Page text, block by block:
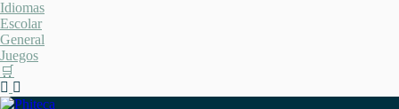
Saltar
al
contenido
Idiomas
Escolar
General
Juegos
🛒